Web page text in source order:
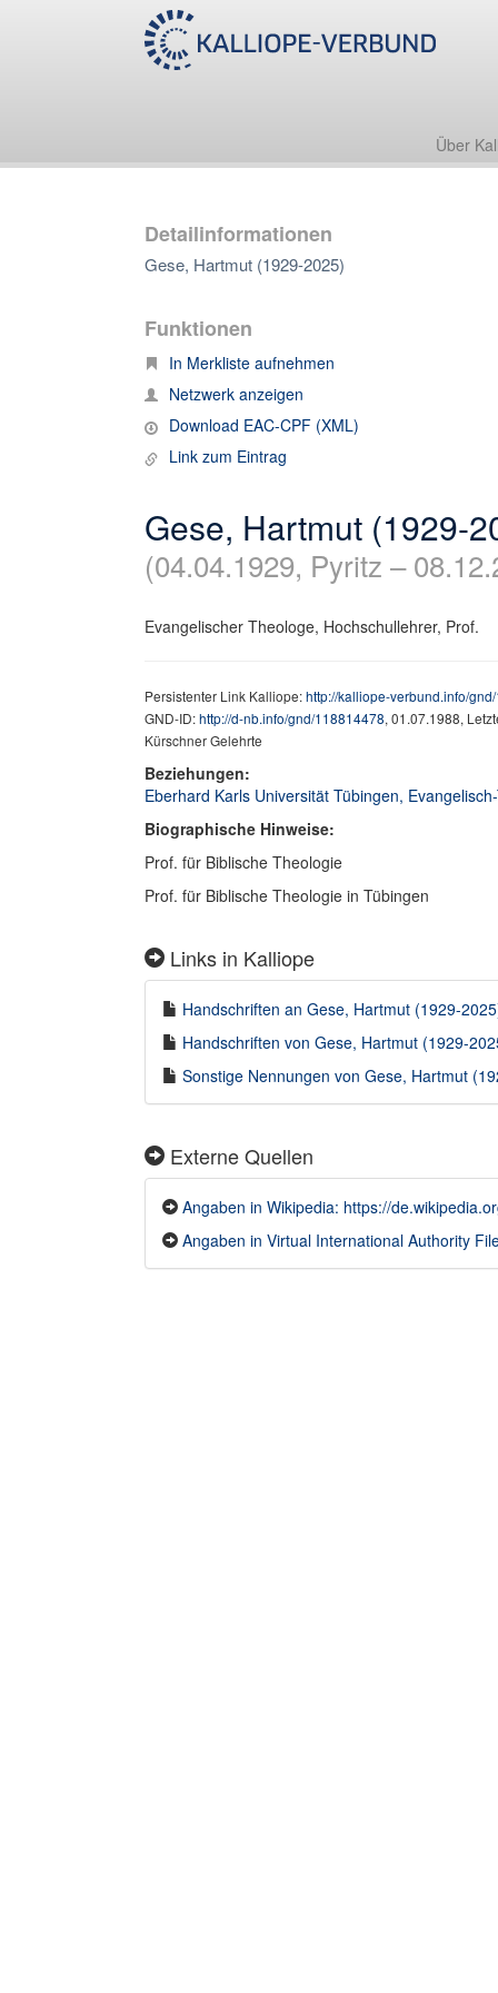
Über
Detailinformationen
Gese, Hartmut (1929-2025)
Funktionen
In Merkliste aufnehmen
Netzwerk anzeigen
Download EAC-CPF (XML)
Link zum Eintrag
Gese, Hartmut (1929-
(04.04.1929, Pyritz –
Evangelischer Theologe, Hochschullehrer, Prof.
Persistenter Link Kalliope:http://kalliope-verbund.info/
GND-ID:http://d-nb.info/gnd/118814478, 01.07.1988,
Kürschner Gelehrte
Beziehungen:
Eberhard Karls Universität Tübingen,
Biographische Hinweise:
Prof. für Biblische Theologie
Prof. für Biblische Theologie in Tübingen
Links in Kalliope
Handschriften an Gese, Hartmut (1929-
Handschriften von Gese, Hartmut (1929-
Sonstige Nennungen von Gese, Hartmut
Externe Quellen
Angaben in Wikipedia: https://
Angaben in Virtual International Authority